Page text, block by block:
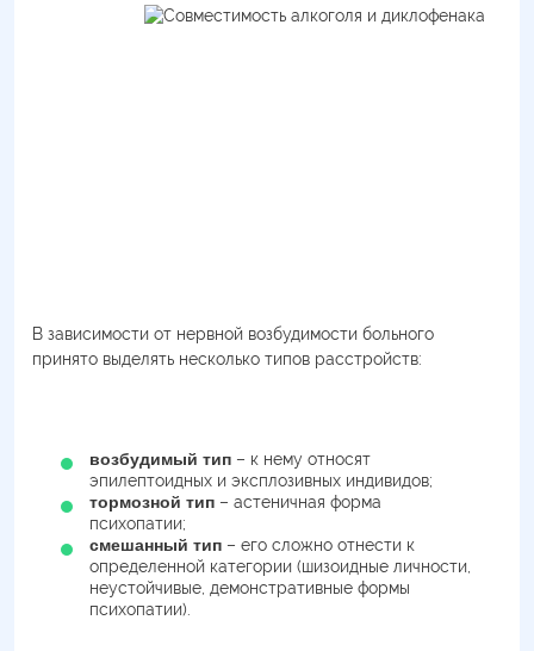
В зависимости от нервной возбудимости больного
принято выделять несколько типов расстройств:
возбудимый тип – к нему относят
эпилептоидных и эксплозивных индивидов;
тормозной тип – астеничная форма
психопатии;
смешанный тип – его сложно отнести к
определенной категории (шизоидные личности,
неустойчивые, демонстративные формы
психопатии).